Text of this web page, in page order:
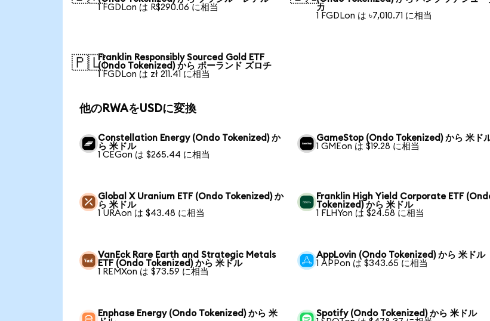
1 FGDLon は R$290.06 に相当
カ
1 FGDLon は ৳7,010.71 に相当
🇵🇱Franklin Responsibly Sourced Gold ETF
(Ondo Tokenized) から ポーランド ズロチ
1 FGDLon は zł 211.41 に相当
他のRWAをUSDに変換
Constellation Energy (Ondo Tokenized) か
ら 米ドル
1 CEGon は $265.44 に相当
GameStop (Ondo Tokenized) から 米ド
1 GMEon は $19.28 に相当
Global X Uranium ETF (Ondo Tokenized) か
ら 米ドル
1 URAon は $43.48 に相当
Franklin High Yield Corporate ETF
Tokenized) から 米ドル
1 FLHYon は $24.58 に相当
VanEck Rare Earth and Strategic Metals
ETF (Ondo Tokenized) から 米ドル
1 REMXon は $73.59 に相当
AppLovin (Ondo Tokenized) から 米ドル
1 APPon は $343.65 に相当
Enphase Energy (Ondo Tokenized) から 米
Spotify (Ondo Tokenized) から 米ドル